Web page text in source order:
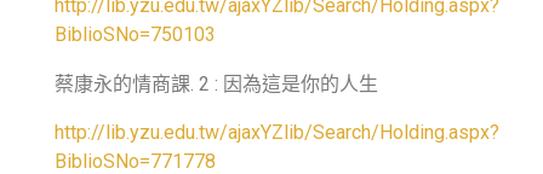
http://lib.yzu.edu.tw/ajaxYZlib/Search/Holding.aspx?
BiblioSNo=750103
蔡康永的情商課. 2 : 因為這是你的人生
http://lib.yzu.edu.tw/ajaxYZlib/Search/Holding.aspx?
BiblioSNo=771778